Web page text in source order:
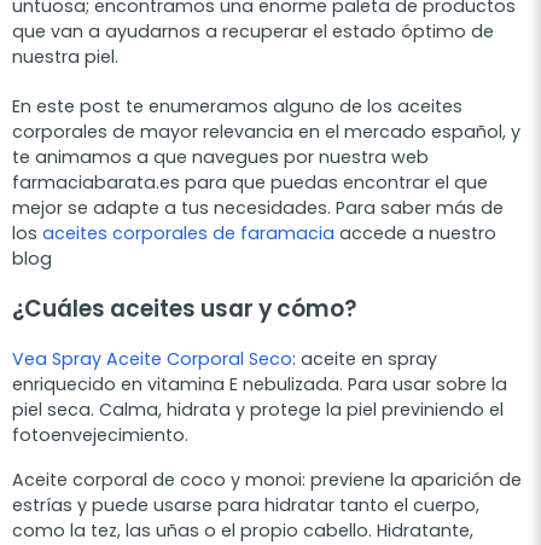
untuosa; encontramos una enorme paleta de productos
que van a ayudarnos a recuperar el estado óptimo de
nuestra piel.
En este post te enumeramos alguno de los aceites
corporales de mayor relevancia en el mercado español, y
te animamos a que navegues por nuestra web
farmaciabarata.es para que puedas encontrar el que
mejor se adapte a tus necesidades. Para saber más de
los aceites corporales de faramacia accede a nuestro
blog
¿Cuáles aceites usar y cómo?
Vea Spray Aceite Corporal Seco: aceite en spray
enriquecido en vitamina E nebulizada. Para usar sobre la
piel seca. Calma, hidrata y protege la piel previniendo el
fotoenvejecimiento.
Aceite corporal de coco y monoi: previene la aparición de
estrías y puede usarse para hidratar tanto el cuerpo,
como la tez, las uñas o el propio cabello. Hidratante,